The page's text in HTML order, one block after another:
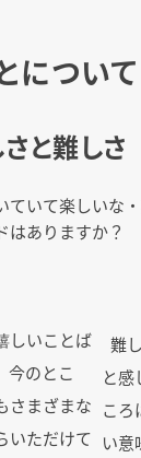
について
と難しさ
ていて楽しいな
はありますか？
しいことば
今のとこ
さまざまな
いただけて
難
と感
ころ
い意